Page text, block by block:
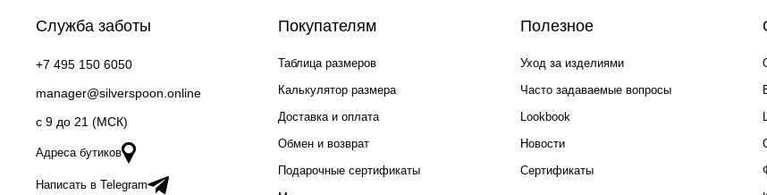
Служба заботы
+7 495 150 6050
manager@silverspoon.online
c 9 до 21 (МСК)
Адреса бутиков
Написать в Telegram
Покупателям
Таблица размеров
Калькулятор размера
Доставка и оплата
Обмен и возврат
Подарочные сертификаты
Полезное
Уход за изделиями
Часто задаваемые вопросы
Lookbook
Новости
Сертификаты